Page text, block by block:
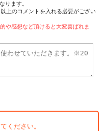
ります。
上のコメントを入れる必要がござい
や感想など頂けると大変喜ばれま
ください。